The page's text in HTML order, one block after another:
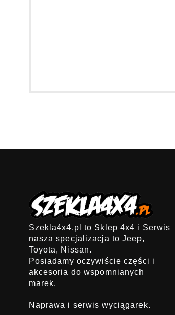
Szekla4x4.pl to Sklep 4x4 i Serwis
nasza specjalizacja to Jeep,
Toyota, Nissan.
Posiadamy oczywiście części i
akcesoria do wspomnianych
marek.
Naprawa i serwis wyciągarek.